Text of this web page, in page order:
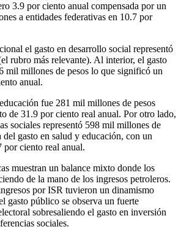
3.9 por ciento anual compensada por un
a entidades federativas en 10.7 por
el gasto en desarrollo social representó
rubro más relevante). Al interior, el gasto
mil millones de pesos lo que significó un
anual.
fue 281 mil millones de pesos
de 31.9 por ciento real anual. Por otro lado,
sociales representó 598 mil millones de
del gasto en salud y educación, con un
por ciento real anual.
muestran un balance mixto donde los
de la mano de los ingresos petroleros.
por ISR tuvieron un dinamismo
gasto público se observa un fuerte
sobresaliendo el gasto en inversión
sociales.